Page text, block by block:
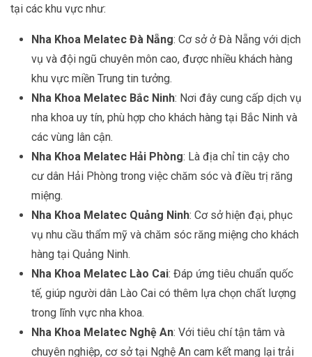
tại các khu vực như:
Nha Khoa Melatec Đà Nẵng: Cơ sở ở Đà Nẵng với dịch
vụ và đội ngũ chuyên môn cao, được nhiều khách hàng
khu vực miền Trung tin tưởng.
Nha Khoa Melatec Bắc Ninh: Nơi đây cung cấp dịch vụ
nha khoa uy tín, phù hợp cho khách hàng tại Bắc Ninh và
các vùng lân cận.
Nha Khoa Melatec Hải Phòng: Là địa chỉ tin cậy cho
cư dân Hải Phòng trong việc chăm sóc và điều trị răng
miệng.
Nha Khoa Melatec Quảng Ninh: Cơ sở hiện đại, phục
vụ nhu cầu thẩm mỹ và chăm sóc răng miệng cho khách
hàng tại Quảng Ninh.
Nha Khoa Melatec Lào Cai: Đáp ứng tiêu chuẩn quốc
tế, giúp người dân Lào Cai có thêm lựa chọn chất lượng
trong lĩnh vực nha khoa.
Nha Khoa Melatec Nghệ An: Với tiêu chí tận tâm và
chuyên nghiệp, cơ sở tại Nghệ An cam kết mang lại trải